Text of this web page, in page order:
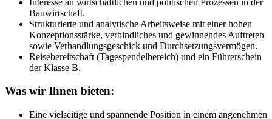
Bauwirtschaft.
Strukturierte und analytische Arbeitsweise mit einer hohen
Konzeptionsstärke, verbindliches und gewinnendes Auftreten
sowie Verhandlungsgeschick und Durchsetzungsvermögen.
Reisebereitschaft (Tagespendelbereich) und ein Führerschein
der Klasse B.
Was wir Ihnen bieten:
Eine vielseitige und spannende Position in einem angenehmen